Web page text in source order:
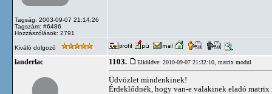
Tagság: 2003-09-07 21:14:26
Tagszám: #6486
Hozzászólások: 2791
Kiváló dolgozó
landerlac 1103. Elküldve: 2010-09-07 21:32:10, matrix modul
Üdvözlet mindenkinek!
Érdeklődnék, hogy van-e valakinek eladó matrix